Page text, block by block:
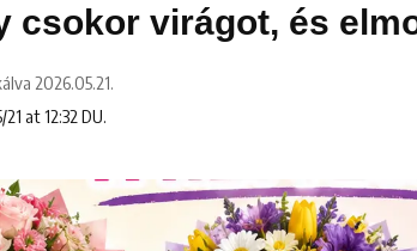
csokor virágot, és
at 12:32 DU.
2026.05.21.